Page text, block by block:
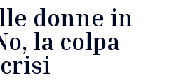
donne in
la colpa